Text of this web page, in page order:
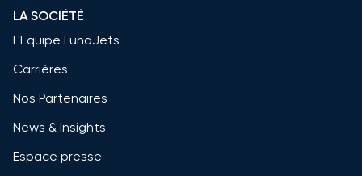
LA SOCIÉTÉ
L'Equipe LunaJets
Carrières
Nos Partenaires
News & Insights
Espace presse